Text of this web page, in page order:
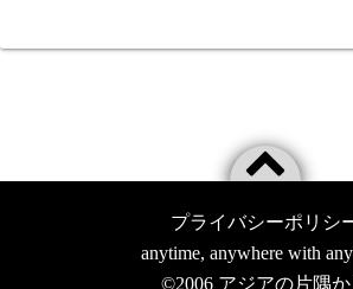
プライバシーポリシ
anytime, anywhere with
©2006 アジアの片隅か